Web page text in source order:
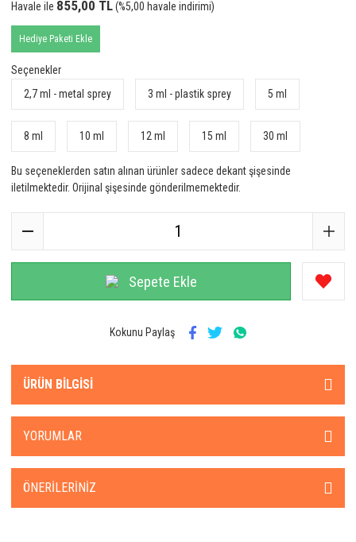
Havale ile 855,00 TL(%5,00 havale indirimi)
Hediye Paketi Ekle
Seçenekler
2,7 ml - metal sprey
3 ml - plastik sprey 5 ml
8 ml 10 ml 12 ml 15 ml 30 ml
Bu seçeneklerden satın alınan ürünler sadece dekant şişesinde
iletilmektedir. Orijinal şişesinde gönderilmemektedir.
Sepete Ekle
Kokunu Paylaş
ÜRÜN BILGISI
YORUMLAR
ÖNERILERINIZ